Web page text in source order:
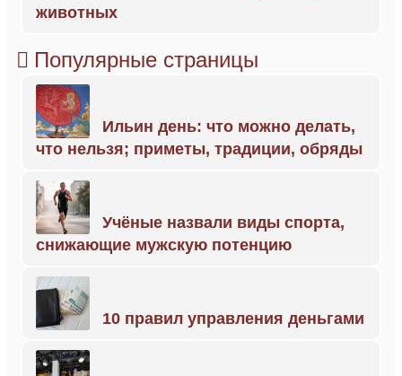
животных
Популярные страницы
Ильин день: что можно делать,
что нельзя; приметы, традиции, обряды
Учёные назвали виды спорта,
снижающие мужскую потенцию
10 правил управления деньгами